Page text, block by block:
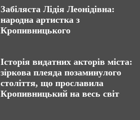
Забіляста Лідія Леонідівна:
народна артистка з
Кропивницького
Історія видатних акторів міста:
зіркова плеяда позаминулого
століття, що прославила
Кропивницький на весь світ